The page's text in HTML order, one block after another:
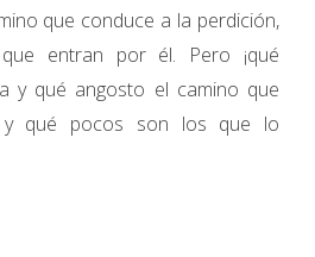
que conduce a la perdición,
entran por él. Pero ¡qué
y qué angosto el camino que
y qué pocos son los que lo